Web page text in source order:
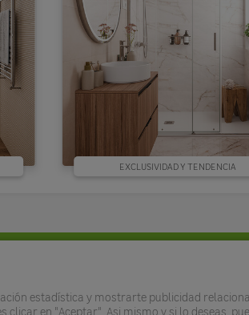
EXCLUSIVIDAD Y TENDENCIA
Empresa
estadística y mostrarte publicidad
en "Aceptar". Asi mismo y si lo deseas,